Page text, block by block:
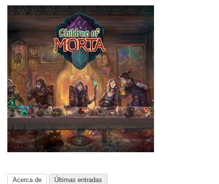
Acerca de Últimas entradas